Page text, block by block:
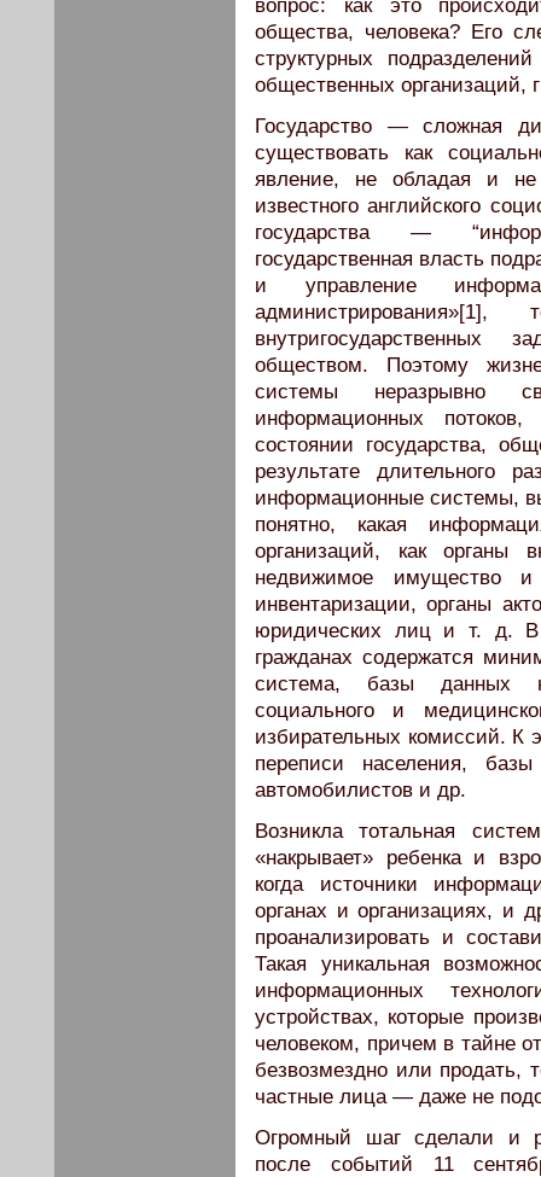
вопрос: как это
общества, человека? Его
структурных
общественных организаций,
Государство — сложная
существовать как
явление, не обладая и
известного английского
государства —
государственная власть
и управление
обществом. Поэтому
системы неразрывно
информационных
состоянии государства,
результате длительного
информационные системы,
понятно, какая
организаций, как органы
недвижимое имущество
инвентаризации, органы
юридических лиц и т. д. В
гражданах содержатся
система, базы данных
социального и
избирательных комиссий. К
переписи населения,
автомобилистов и др.
Возникла тотальная
«накрывает» ребенка и
когда источники
органах и организациях, и
проанализировать и
Такая уникальная
информационных
устройствах, которые
человеком, причем в тайне
безвозмездно или продать,
частные лица — даже не
Огромный шаг сделали и
после событий 11